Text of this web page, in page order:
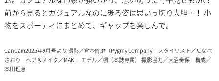
前から見るとカジュアルなのに後ろ姿は思いっ切り大胆…！ 小
物をスポーティにまとめて、ギャップを楽しんで。
CanCam2025年9月号より 撮影／倉本侑磨（Pygmy Company） スタイリスト／たなべ
さおり ヘア＆メイク／MAKI モデル／楓（本誌専属） 撮影協力／大沼奏保 構成／
本田理恵